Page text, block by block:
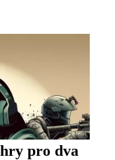
pro dva